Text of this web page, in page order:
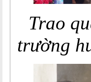
Trao
trường